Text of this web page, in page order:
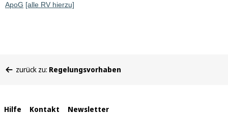
ApoG [alle RV hierzu]
befinden
zurück zu: Regelungsvorhaben
Hilfe Kontakt Newsletter